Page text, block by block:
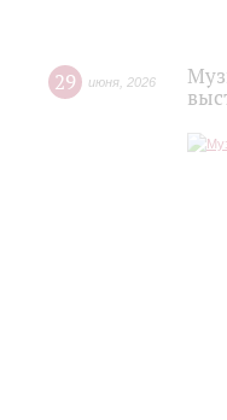
29 июня 2026